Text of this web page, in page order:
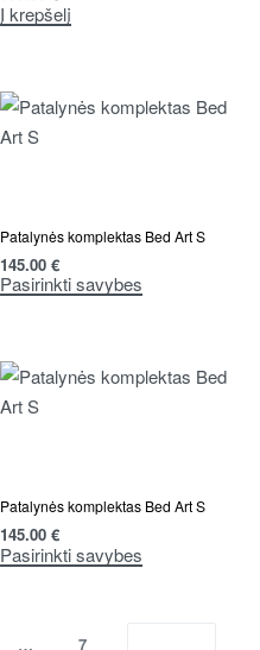
Į krepšelį
Patalynės komplektas Bed Art S
145.00 €
Pasirinkti savybes
Patalynės komplektas Bed Art S
145.00 €
Pasirinkti savybes
… 7